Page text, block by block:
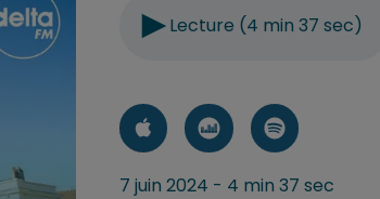
Lecture (4 min 37 sec)
7 juin 2024 - 4 min 37 sec